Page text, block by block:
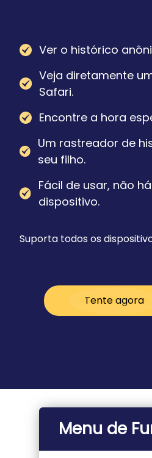
Ver o histórico
Veja diretamente
Safari.
Encontre a hora
Um rastreador de
seu filho.
Fácil de usar, não
dispositivo.
Suporta todos os
Tente agora
Menu de